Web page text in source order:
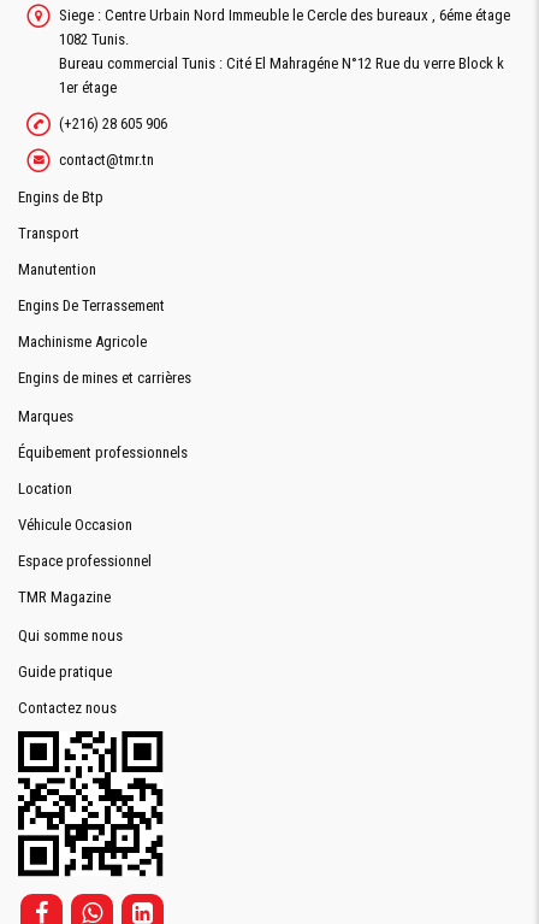
Siege : Centre Urbain Nord Immeuble le Cercle des bureaux , 6éme étage
1082 Tunis.
Bureau commercial Tunis : Cité El Mahragéne N°12 Rue du verre Block k
1er étage
(+216) 28 605 906
contact@tmr.tn
Engins de Btp
Transport
Manutention
Engins De Terrassement
Machinisme Agricole
Engins de mines et carrières
Marques
Équibement professionnels
Location
Véhicule Occasion
Espace professionnel
TMR Magazine
Qui somme nous
Guide pratique
Contactez nous